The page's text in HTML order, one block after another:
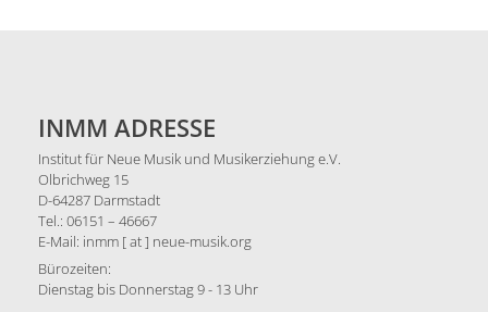
INMM ADRESSE
Institut für Neue Musik und Musikerziehung e.V.
Olbrichweg 15
D-64287 Darmstadt
Tel.: 06151 – 46667
E-Mail: inmm [ at ] neue-musik.org
Bürozeiten:
Dienstag bis Donnerstag 9 - 13 Uhr